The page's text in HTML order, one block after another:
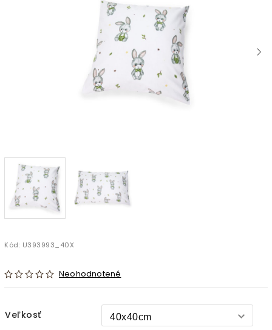
Kód: U393993_40X
Neohodnotené
Veľkosť